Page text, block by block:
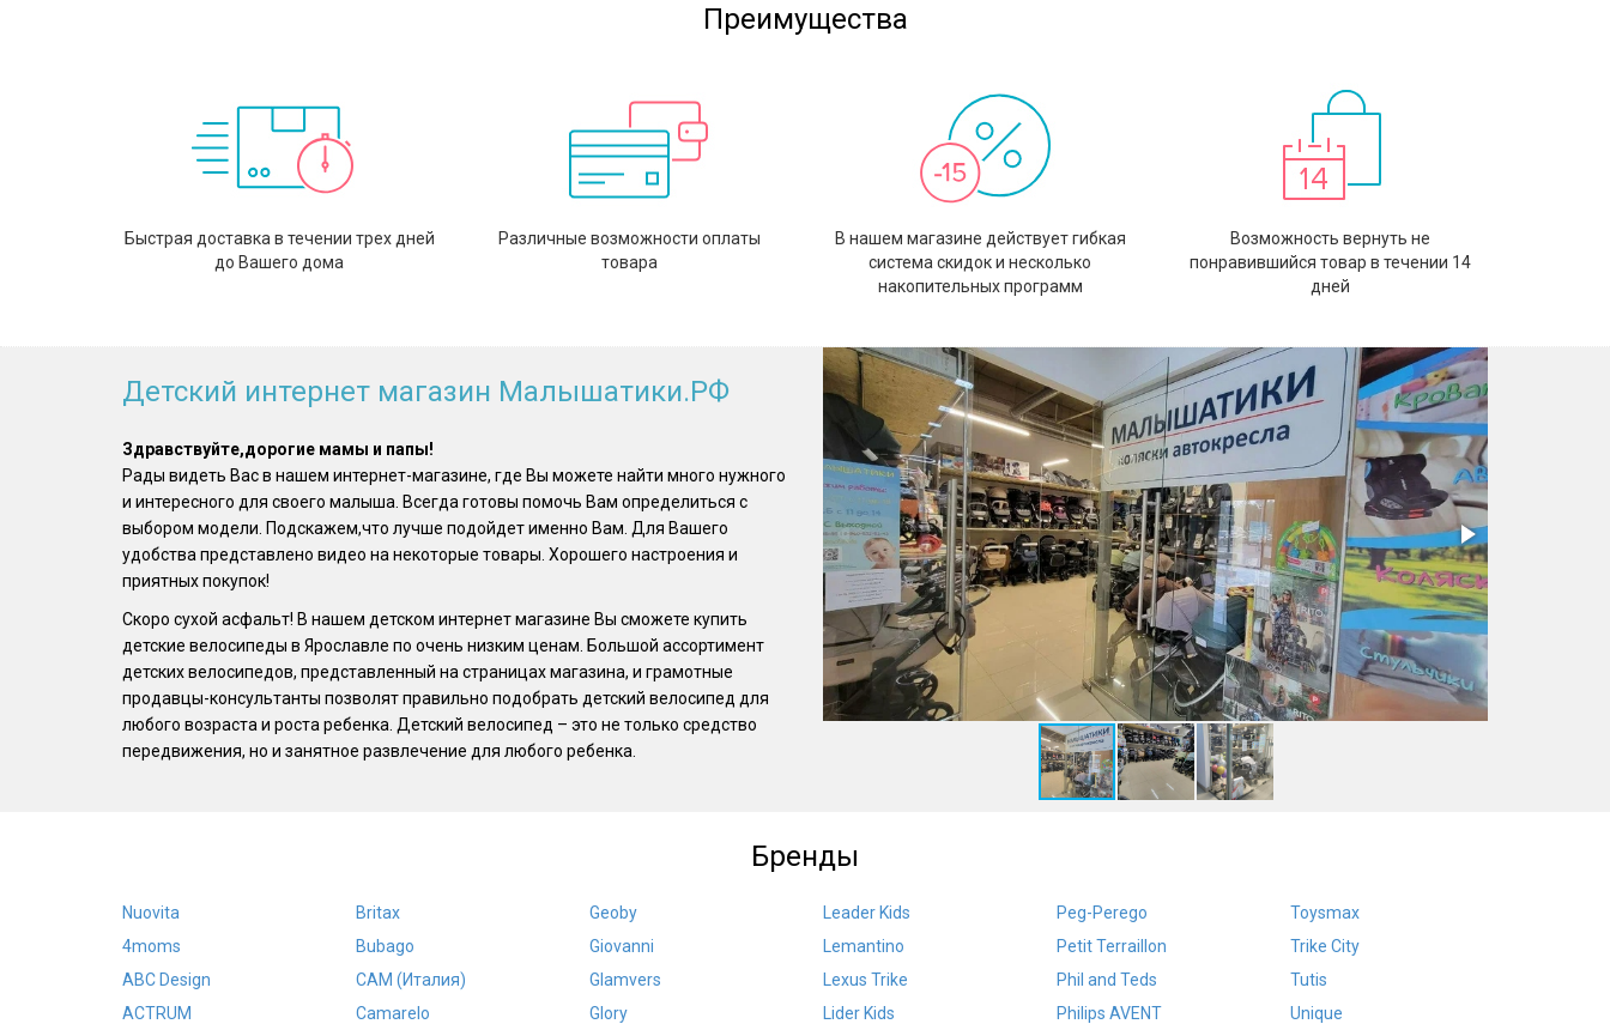
Преимущества
Быстрая доставка в течении трех дней
до Вашего дома
Различные возможности оплаты
товара
В нашем магазине действует гибкая
система скидок и несколько
накопительных программ
Возможность вернуть не
понравившийся товар в течении 14
дней
Детский интернет магазин Малышатики.РФ
Здравствуйте,дорогие мамы и папы!
Рады видеть Вас в нашем интернет-магазине, где Вы можете найти много нужного
и интересного для своего малыша. Всегда готовы помочь Вам определиться с
выбором модели. Подскажем,что лучше подойдет именно Вам. Для Вашего
удобства представлено видео на некоторые товары. Хорошего настроения и
приятных покупок!
Скоро сухой асфальт! В нашем детском интернет магазине Вы сможете купить
детские велосипеды в Ярославле по очень низким ценам. Большой ассортимент
детских велосипедов, представленный на страницах магазина, и грамотные
продавцы-консультанты позволят правильно подобрать детский велосипед для
любого возраста и роста ребенка. Детский велосипед – это не только средство
передвижения, но и занятное развлечение для любого ребенка.
Бренды
Nuovita
4moms
ABC Design
ACTRUM
Britax
Bubago
CAM (Италия)
Camarelo
Geoby
Giovanni
Glamvers
Glory
Leader Kids
Lemantino
Lexus Trike
Lider Kids
Peg-Perego
Petit Terraillon
Phil and Teds
Philips AVENT
Toysmax
Trike City
Tutis
Unique